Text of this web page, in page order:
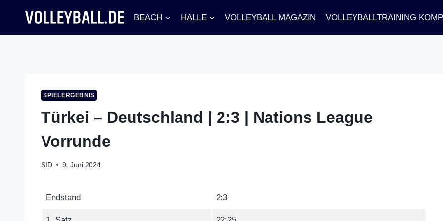
springen
BEACH HALLE VOLLEYBALL MAGAZIN VOLLEYBALLTRAINING
SPIELERGEBNIS
Türkei – Deutschland | 2:3 | Nations League
Vorrunde
SID 9. Juni 2024
Endstand 2:3